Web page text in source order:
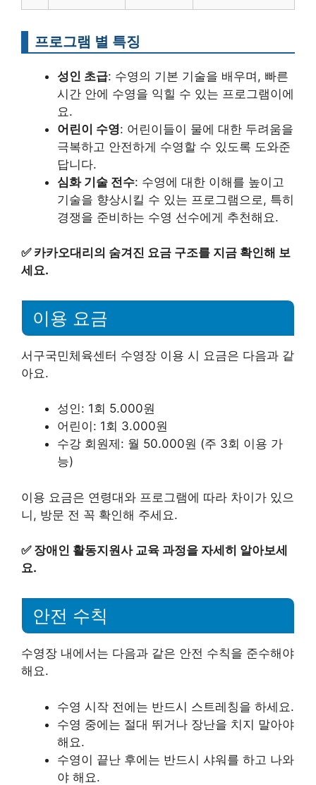
프로그램 별 특징
성인 초급: 수영의 기본 기술을 배우며, 빠른
시간 안에 수영을 익힐 수 있는 프로그램이에
요.
어린이 수영: 어린이들이 물에 대한 두려움을
극복하고 안전하게 수영할 수 있도록 도와준
답니다.
심화 기술 전수: 수영에 대한 이해를 높이고
기술을 향상시킬 수 있는 프로그램으로, 특히
경쟁을 준비하는 수영 선수에게 추천해요.
✅ 카카오대리의 숨겨진 요금 구조를 지금 확인해 보
세요.
이용 요금
서구국민체육센터 수영장 이용 시 요금은 다음과 같
아요.
성인: 1회 5.000원
어린이: 1회 3.000원
수강 회원제: 월 50.000원 (주 3회 이용 가
능)
이용 요금은 연령대와 프로그램에 따라 차이가 있으
니, 방문 전 꼭 확인해 주세요.
✅ 장애인 활동지원사 교육 과정을 자세히 알아보세
요.
안전 수칙
수영장 내에서는 다음과 같은 안전 수칙을 준수해야
해요.
수영 시작 전에는 반드시 스트레칭을 하세요.
수영 중에는 절대 뛰거나 장난을 치지 말아야
해요.
수영이 끝난 후에는 반드시 샤워를 하고 나와
야 해요.